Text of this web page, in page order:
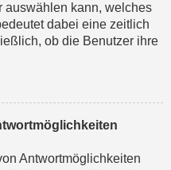
auswählen kann, welches
dabei eine zeitlich
ob die Benutzer ihre
Antwortmöglichkeiten